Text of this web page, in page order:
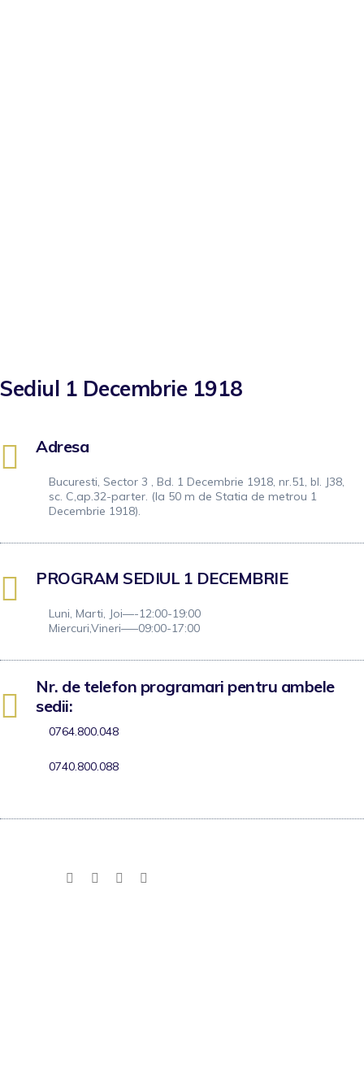
Sediul 1 Decembrie 1918
Adresa
Bucuresti, Sector 3 , Bd. 1 Decembrie 1918, nr.51, bl. J38,
sc. C,ap.32-parter. (la 50 m de Statia de metrou 1
Decembrie 1918).
PROGRAM SEDIUL 1 DECEMBRIE
Luni, Marti, Joi––-12:00-19:00
Miercuri,Vineri–––09:00-17:00
Nr. de telefon programari pentru ambele
sedii:
0764.800.048
0740.800.088